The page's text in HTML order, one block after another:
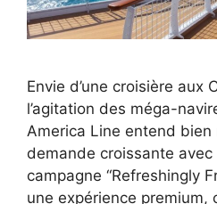
Envie d’une croisière aux
l’agitation des méga-
America Line entend
demande croissante avec
campagne “Refreshingly
une expérience premium,